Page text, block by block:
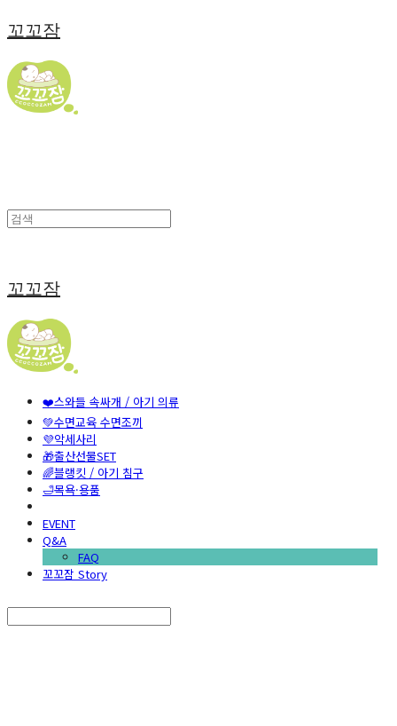
꼬꼬잠
꼬꼬잠
❤️스와들 속싸개 / 아기 의류
💚수면교육 수면조끼
💜악세사리
🎁출산선물SET
🌈블랭킷 / 아기 침구
🛁목욕·용품
EVENT
Q&A
FAQ
꼬꼬잠 Story